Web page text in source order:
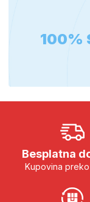
100%
Besplatna
Kupovina